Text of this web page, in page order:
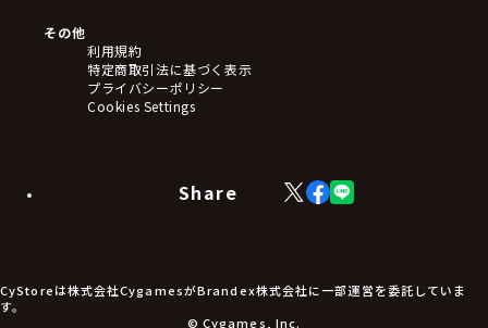
ステッカー・シール・カード
タペストリー・ポスター
アームサポーター
ブレードホルダー
食品・飲料品
アパレル小物
アクセサリー
その他
利用規約
特定商取引法に基づく表示
プライバシーポリシー
Cookies Settings
Share
X
(Twitter)
Facebook
LINE
CyStoreは株式会社CygamesがBrandex株式会社に一部運営を委託していま
す。
© Cygames, Inc.